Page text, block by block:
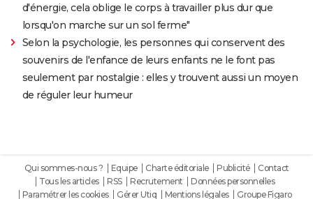
d'énergie, cela oblige le corps à travailler plus dur que
lorsqu'on marche sur un sol ferme"
Selon la psychologie, les personnes qui conservent des
souvenirs de l'enfance de leurs enfants ne le font pas
seulement par nostalgie : elles y trouvent aussi un moyen
de réguler leur humeur
Qui sommes-nous ? Equipe Charte éditoriale Publicité
Contact
Tous les articles
RSS Recrutement
Données personnelles
Paramétrer les cookies
Gérer Utiq Mentions légales Groupe Figaro